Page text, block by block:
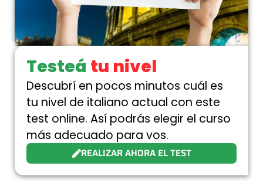
Testeá tu nivel
Descubrí en pocos minutos cuál es
tu nivel de italiano actual con este
test online. Así podrás elegir el curso
más adecuado para vos.
REALIZAR AHORA EL TEST